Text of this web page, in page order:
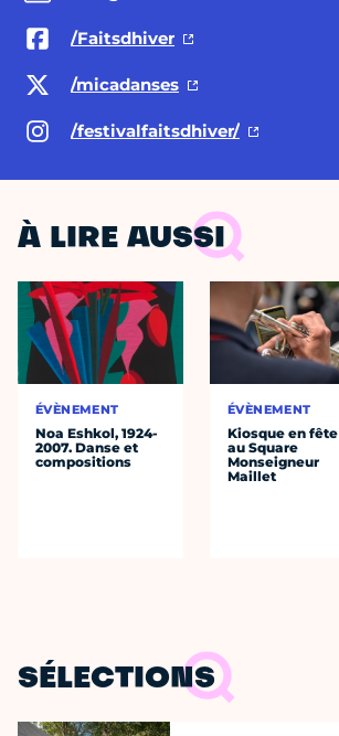
/Faitsdhiver
/micadanses
/festivalfaitsdhiver/
À LIRE AUSSI
ÉVÈNEMENT
Noa Eshkol, 1924-
2007. Danse et
compositions
ÉVÈNEMENT
Kiosque en fête
au Square
Monseigneur
Maillet
SÉLECTIONS